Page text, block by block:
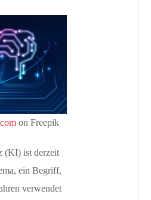
on Freepik
(KI) ist derzeit
ein Begriff,
verwendet